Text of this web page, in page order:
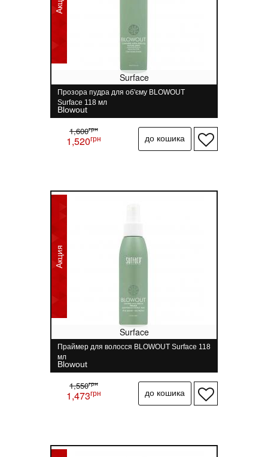
Surface
Прозора пудра для об'єму BLOWOUT
Surface 118 мл
Blowout
1,600грн
1,520грн
Акция
Surface
Праймер для волосся BLOWOUT Surface 118
мл
Blowout
1,550грн
1,473грн